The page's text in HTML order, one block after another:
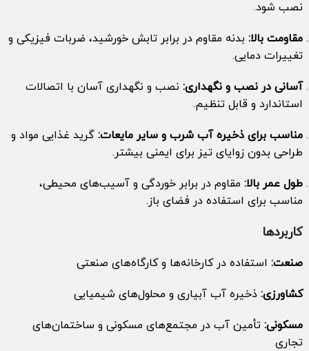
نصب شود.
مقاومت بالا:بدنه مقاوم در برابر تابش خورشید، ضربات فیزیکی و
تغییرات دمایی.
آسانی در نصب و نگهداری:نصب و نگهداری آسان با اتصالات
استاندارد و قابل تنظیم.
مناسب برای ذخیره آب شرب و سایر مایعات:گرید غذایی مواد و
طراحی بدون زوایای تیز برای ایمنی بیشتر.
طول عمر بالا:مقاوم در برابر خوردگی و آسیب‌های محیطی،
مناسب برای استفاده در فضای باز.
کاربردها
صنعت:استفاده در کارخانه‌ها و کارگاه‌های صنعتی
کشاورزی:ذخیره آب آبیاری و محلول‌های شیمیایی
مسکونی:تأمین آب در مجتمع‌های مسکونی و ساختمان‌های
تجاری